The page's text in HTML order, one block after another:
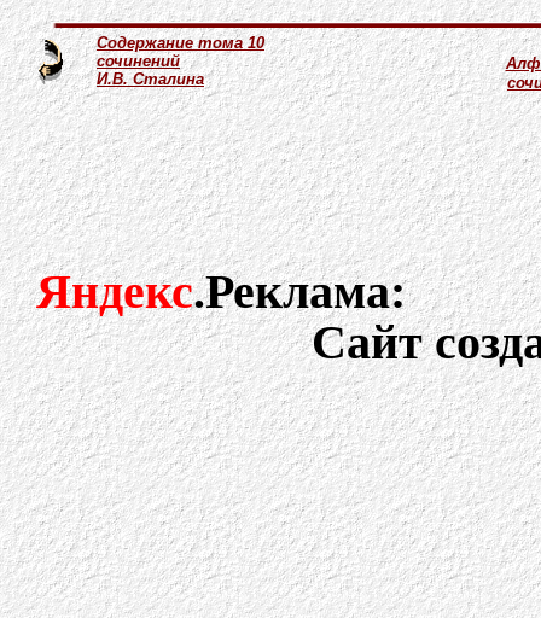
Содержание тома 10
сочинений
И.В. Сталина
Яндекс.Реклама:
Сайт